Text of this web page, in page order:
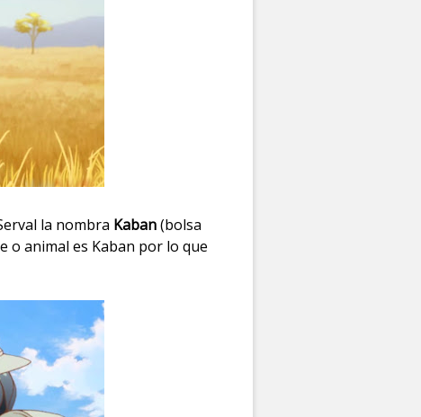
la nombra Kaban(bolsa
o animal es Kaban por lo que